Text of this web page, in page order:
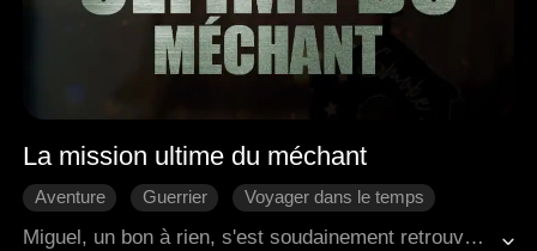
La mission ultime du méchant
Aventure Guerrier Voyager dans le temps
Miguel, un bon à rien, s'est soudainement retrouvé dans l'univers d'un roman. Afin de retourner dans son monde, il devait gagner la confiance de la protagoniste du roman, Annabel. Cependant, il a découvert que sa réincarnation est en fait le meurtrier du père d'Annabel.